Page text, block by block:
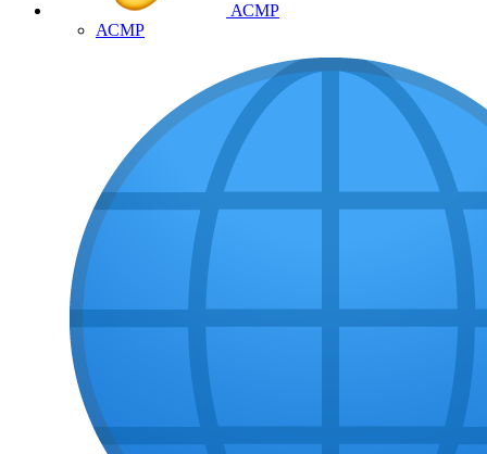
АСМР
АСМР